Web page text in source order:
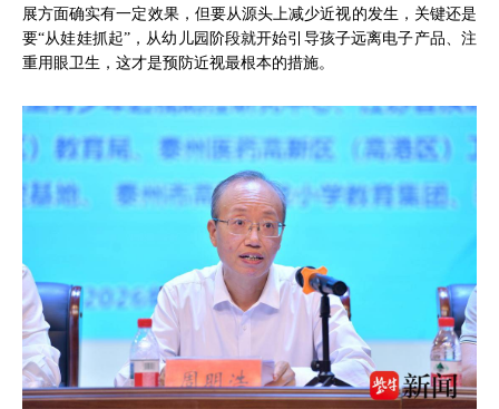
展方面确实有一定效果，但要从源头上减少近视的发生，关键还是
要“从娃娃抓起”，从幼儿园阶段就开始引导孩子远离电子产品、注
重用眼卫生，这才是预防近视最根本的措施。